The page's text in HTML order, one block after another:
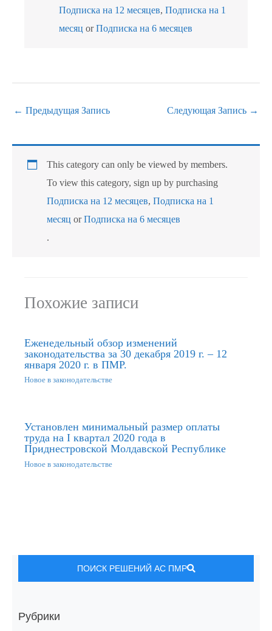
Подписка на 12 месяцев,Подписка на 1
месяц orПодписка на 6 месяцев
← Предыдущая Запись Следующая Запись →
This category can only be viewed by members.
To view this category, sign up by purchasing
Подписка на 12 месяцев,Подписка на 1
месяц orПодписка на 6 месяцев
.
Похожие записи
Еженедельный обзор изменений
законодательства за 30 декабря 2019 г. – 12
января 2020 г. в ПМР.
Новое в законодательстве
Установлен минимальный размер оплаты
труда на I квартал 2020 года в
Приднестровской Молдавской Республике
Новое в законодательстве
ПОИСК РЕШЕНИЙ АС ПМР
Рубрики